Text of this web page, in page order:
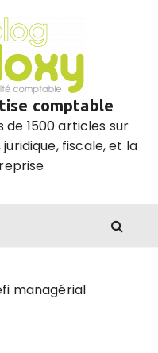
comptable
de 1500 articles sur
fiscale, et la
managérial